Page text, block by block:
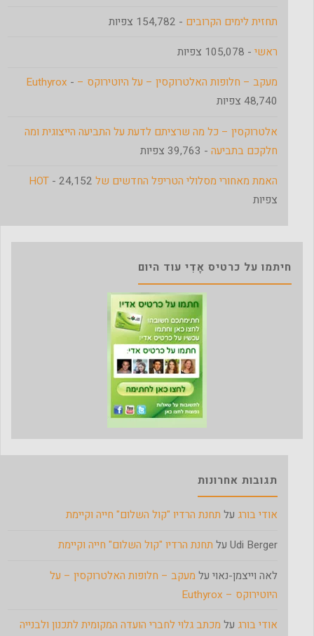
תחזית לימים הקרובים - 154,782 צפיות
ראשי - 105,078 צפיות
מעקב – חלופות האלטרוקסין – על היוטירוקס – Euthyrox -
48,740 צפיות
אלטרוקסין – כל מה שרציתם לדעת על התביעה הייצוגית ומה
חלקכם בתביעה - 39,763 צפיות
האמת מאחורי מסלולי הטריפל החדשים של HOT - 24,152
צפיות
חיתמו על כרטיס אָדִי עוד היום
תגובות אחרונות
אודי בורג על תחנת הרדיו "קול השלום" חייה וקיימת
Udi Berger על תחנת הרדיו "קול השלום" חייה וקיימת
לאה וייצמן-נאוי על מעקב – חלופות האלטרוקסין – על
היוטירוקס – Euthyrox
אודי בורג על מכתב גלוי לחברי הועדה המקומית לתכנון ולבנייה